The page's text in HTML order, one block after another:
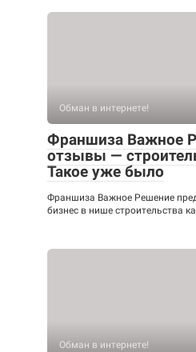
Обман в интернете!
Франшиза Важное
отзывы —
Такое уже было
Франшиза Важное Решение
бизнес в нише строительства
Обман в интернете!